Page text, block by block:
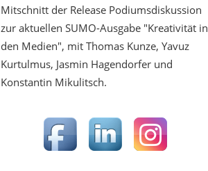
Mitschnitt der Release Podiumsdiskussion
zur aktuellen SUMO-Ausgabe "Kreativität in
den Medien", mit Thomas Kunze, Yavuz
Kurtulmus, Jasmin Hagendorfer und
Konstantin Mikulitsch.